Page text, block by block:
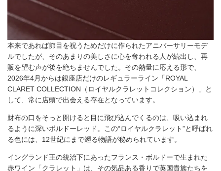
本来であれば節目を祝うためだけに作られたアニバーサリーモデ
ルでしたが、そのあまりの美しさに心を奪われる人が続出し、再
販を望む声が後を絶ちませんでした。その熱量に応える形で、
2026年4月からは銀座店だけのレギュラーライン「ROYAL
CLARET COLLECTION（ロイヤルクラレットコレクション）」と
して、常に店頭で出会える存在となっています。
財布の口をそっと開けると目に飛び込んでくるのは、吸い込まれ
るように深いボルドーレッド。この“ロイヤルクラレット”と呼ばれ
る色には、12世紀にまで遡る物語が秘められています。
イングランド王の統治下にあったフランス・ボルドーで生まれた
赤ワイン「クラレット」は、その気品ある香りで英国貴族たちを